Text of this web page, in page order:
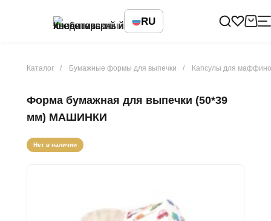
RU
Каталог Бумажные формы для выпечки Капсулы для
Форма бумажная для выпечки (50*39
мм) МАШИНКИ
Нет в наличии